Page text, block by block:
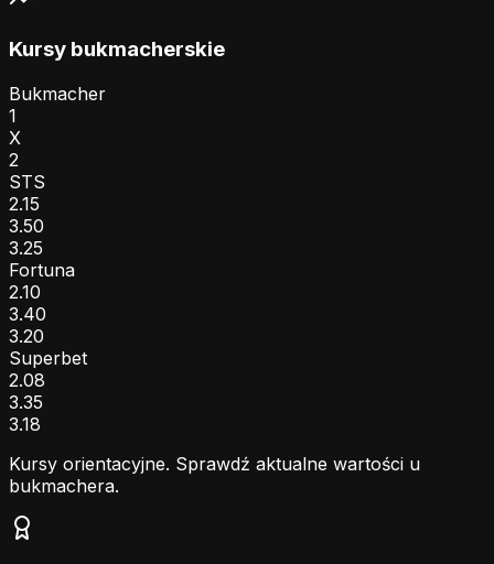
Kursy bukmacherskie
Bukmacher
1
X
2
STS
2.15
3.50
3.25
Fortuna
2.10
3.40
3.20
Superbet
2.08
3.35
3.18
Kursy orientacyjne. Sprawdź aktualne wartości u
bukmachera.